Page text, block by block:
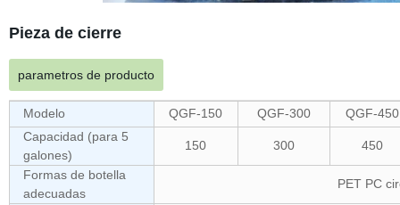
Pieza de cierre
parametros de producto
Modelo QGF-150 QGF-300
QGF-450
Capacidad (para 5
galones)
150 300 450
Formas de botella
adecuadas
PET PC